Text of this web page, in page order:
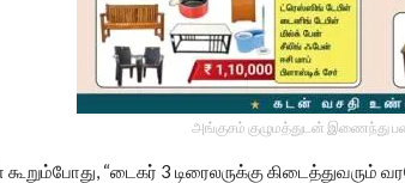
அங்குசம் குழுமத்துடன் இணைந்து
“டைகர் 3 டிரைலருக்கு